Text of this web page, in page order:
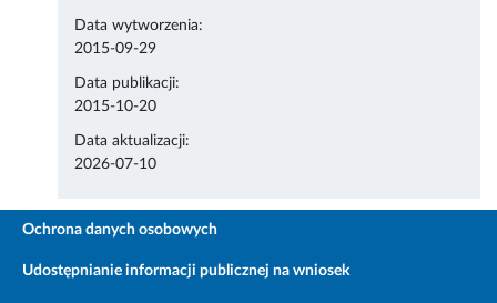
Data wytworzenia:
2015-09-29
Data publikacji:
2015-10-20
Data aktualizacji:
2026-07-10
Ochrona danych osobowych
Udostępnianie informacji publicznej na wniosek